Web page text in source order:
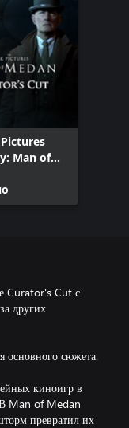
Man of
Curator's Cut с
других
основного сюжета.
киноигр в
Man of Medan
превратил их